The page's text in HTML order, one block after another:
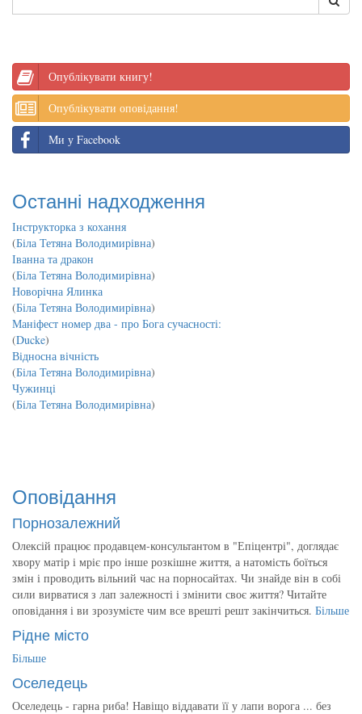
Опублікувати книгу!
Опублікувати оповідання!
Ми у Facebook
Останні надходження
Інструкторка з кохання
(Біла Тетяна Володимирівна)
Іванна та дракон
(Біла Тетяна Володимирівна)
Новорічна Ялинка
(Біла Тетяна Володимирівна)
Маніфест номер два - про Бога сучасності:
(Ducke)
Відносна вічність
(Біла Тетяна Володимирівна)
Чужинці
(Біла Тетяна Володимирівна)
Оповідання
Порнозалежний
Олексій працює продавцем-консультантом в "Епіцентрі", доглядає
хвору матір і мріє про інше розкішне життя, а натомість боїться
змін і проводить вільний час на порносайтах. Чи знайде він в собі
сили вирватися з лап залежності і змінити своє життя? Читайте
оповідання і ви зрозумієте чим все врешті решт закінчиться. Більше
Рідне місто
Більше
Оселедець
Оселедець - гарна риба! Навіщо віддавати її у лапи ворога ... без